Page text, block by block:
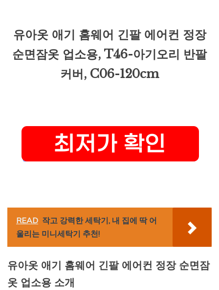
유아옷 애기 홈웨어 긴팔 에어컨 정장
순면잠옷 업소용, T46-아기오리 반팔
커버, C06-120cm
READ 작고 강력한 세탁기, 내 집에 딱 어
울리는 미니세탁기 추천!
유아옷 애기 홈웨어 긴팔 에어컨 정장 순면잠
옷 업소용 소개